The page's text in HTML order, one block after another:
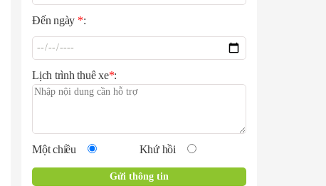
Đến ngày *:
Lịch trình thuê xe*:
Một chiều Khứ hồi